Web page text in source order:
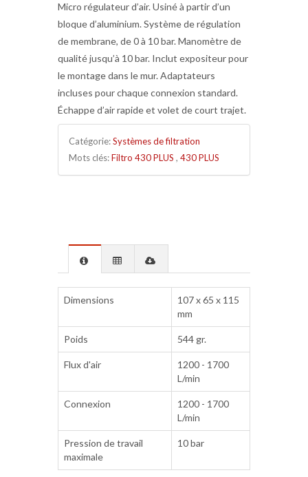
Micro régulateur d’air. Usiné à partir d’un
bloque d’aluminium. Système de régulation
de membrane, de 0 à 10 bar. Manomètre de
qualité jusqu’à 10 bar. Inclut expositeur pour
le montage dans le mur. Adaptateurs
incluses pour chaque connexion standard.
Échappe d’air rapide et volet de court trajet.
Catégorie:Systèmes de filtration
Mots clés:Filtro 430 PLUS , 430 PLUS
Dimensions
107 x 65 x 115
mm
Poids 544 gr.
Flux d'air
1200 - 1700
L/min
Connexion
1200 - 1700
L/min
Pression de travail
maximale
10 bar